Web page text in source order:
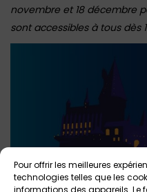
Pour offrir les meilleures
technologies telles que les
informations des appareils. Le
novembre et 18 décembre
sont accessibles à tous dès